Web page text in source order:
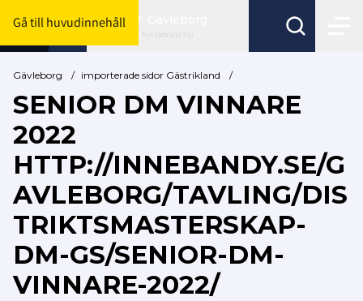
Gå till huvudinnehåll
Byt förbund här
Gävleborg / importerade sidor Gästrikland /
SENIOR DM VINNARE
2022
HTTP://INNEBANDY.SE/G
AVLEBORG/TAVLING/DIS
TRIKTSMASTERSKAP-
DM-GS/SENIOR-DM-
VINNARE-2022/